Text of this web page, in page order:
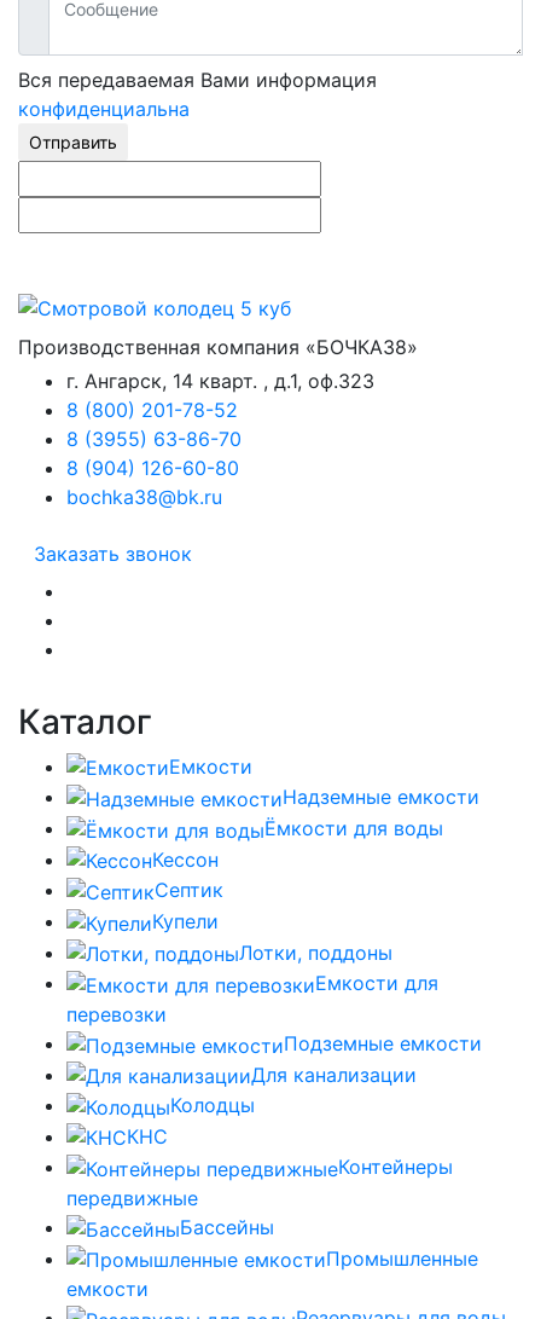
Вся передаваемая Вами информация
конфиденциальна
Отправить
Производственная компания «БОЧКА38»
г. Ангарск, 14 кварт. , д.1, оф.323
8 (800) 201-78-52
8 (3955) 63-86-70
8 (904) 126-60-80
bochka38@bk.ru
Заказать звонок
Каталог
Емкости
Надземные емкости
Ёмкости для воды
Кессон
Септик
Купели
Лотки, поддоны
Емкости для
перевозки
Подземные емкости
Для канализации
Колодцы
КНС
Контейнеры
передвижные
Бассейны
Промышленные
емкости